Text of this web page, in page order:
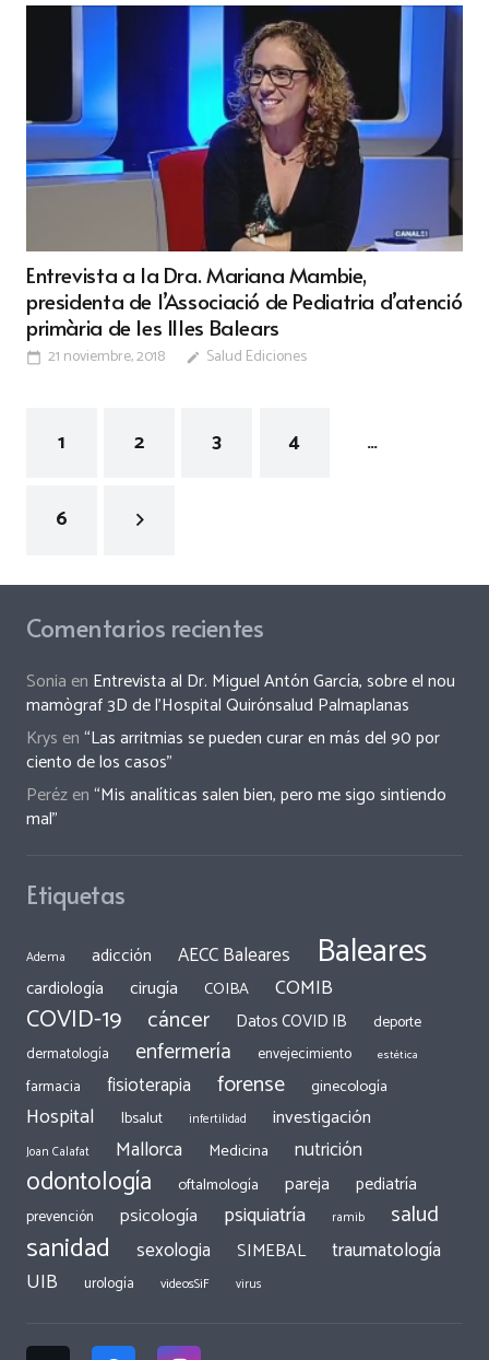
Entrevista a la Dra. Mariana Mambie,
presidenta de l’Associació de Pediatria d’atenció
primària de les Illes Balears
calendar_today 21 noviembre, 2018 edit Salud Ediciones
1 2 3 4 …
6
Comentarios recientes
Sonia en Entrevista al Dr. Miguel Antón García, sobre el nou
mamògraf 3D de l’Hospital Quirónsalud Palmaplanas
Krys en“Las arritmias se pueden curar en más del 90 por
ciento de los casos”
Perézen“Mis analíticas salen bien, pero me sigo sintiendo
mal”
Etiquetas
Adema adicción AECC Baleares Baleares
cardiología cirugía COIBA COMIB
COVID-19 cáncer Datos COVID IB
deporte
dermatología
enfermería envejecimiento estética
farmacia fisioterapia forense ginecología
Hospital Ibsalut infertilidad investigación
Joan Calafat Mallorca Medicina nutrición
odontología oftalmología pareja pediatría
prevención psicología psiquiatría ramib salud
sanidad sexologia SIMEBAL traumatología
UIB urología videosSiF virus